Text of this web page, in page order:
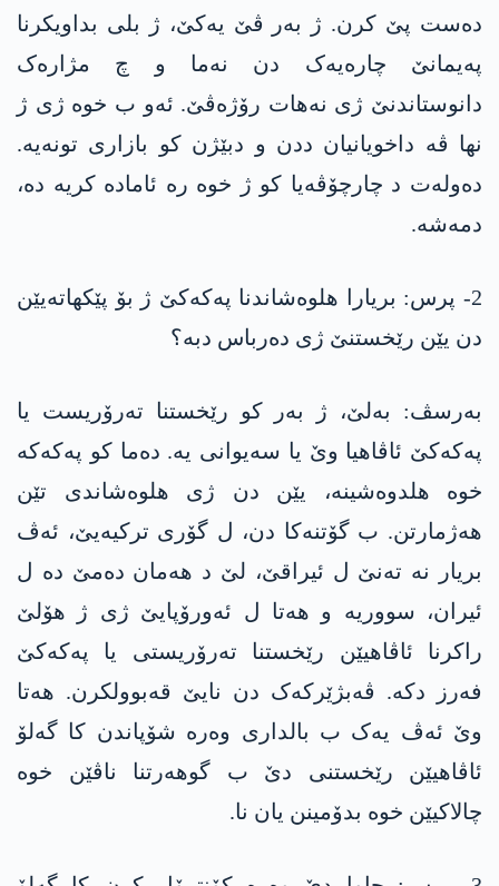
دەست پێ کرن. ژ بەر ڤێ یەکێ، ژ بلی بداویکرنا
پەیمانێ چارەیەک دن نەما و چ مژارەک
دانوستاندنێ ژی نەھات رۆژەڤێ. ئەو ب خوە ژی ژ
نھا ڤە داخویانیان ددن و دبێژن کو بازاری تونەیە.
دەولەت د چارچۆڤەیا کو ژ خوە رە ئامادە کریە دە،
دمەشە.
2- پرس: بریارا ھلوەشاندنا پەکەکێ ژ بۆ پێکھاتەیێن
دن یێن رێخستنێ ژی دەرباس دبە؟
بەرسڤ: بەلێ، ژ بەر کو رێخستنا تەرۆریست یا
پەکەکێ ئاڤاھیا وێ یا سەیوانی یە. دەما کو پەکەکە
خوە هلدوەشینە، یێن دن ژی هلوەشاندی تێن
هەژمارتن. ب گۆتنەکا دن، ل گۆری ترکیەیێ، ئەڤ
بریار نە تەنێ ل ئیراقێ، لێ د ھەمان دەمێ دە ل
ئیران، سووریە و ھەتا ل ئەورۆپایێ ژی ژ ھۆلێ
راکرنا ئاڤاھیێن رێخستنا تەرۆریستی یا پەکەکێ
فەرز دکە. ڤەبژێرکەک دن نایێ قەبوولکرن. ھەتا
وێ ئەڤ یەک ب بالداری وەرە شۆپاندن کا گەلۆ
ئاڤاھیێن رێخستنی دێ ب گوھەرتنا ناڤێن خوە
چالاکیێن خوە بدۆمینن یان نا.